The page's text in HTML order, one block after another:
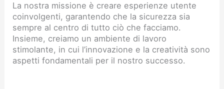
La nostra missione è creare esperienze utente
coinvolgenti, garantendo che la sicurezza sia
sempre al centro di tutto ciò che facciamo.
Insieme, creiamo un ambiente di lavoro
stimolante, in cui l’innovazione e la creatività sono
aspetti fondamentali per il nostro successo.